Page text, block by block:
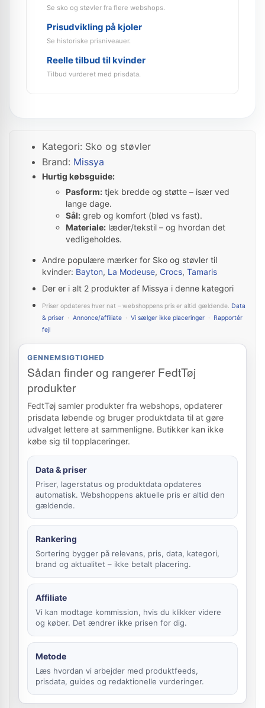
Se sko og støvler fra flere webshops.
Prisudvikling på kjoler
Se historiske prisniveauer.
Reelle tilbud til kvinder
Tilbud vurderet med prisdata.
Kategori: Sko og støvler
Brand: Missya
Hurtig købsguide:
Pasform: tjek bredde og støtte – især ved
lange dage.
Sål: greb og komfort (blød vs fast).
Materiale: læder/tekstil – og hvordan det
vedligeholdes.
Andre populære mærker for Sko og støvler til
kvinder: Bayton, La Modeuse, Crocs, Tamaris
Der er i alt 2 produkter af Missya i denne kategori
Priser opdateres hver nat – webshoppens pris er altid gældende. Data
& priser · Annonce/affiliate · Vi sælger ikke placeringer · Rapportér
fejl
GENNEMSIGTIGHED
Sådan finder og rangerer FedtTøj
produkter
FedtTøj samler produkter fra webshops, opdaterer
prisdata løbende og bruger produktdata til at gøre
udvalget lettere at sammenligne. Butikker kan ikke
købe sig til topplaceringer.
Data & priser
Priser, lagerstatus og produktdata opdateres
automatisk. Webshoppens aktuelle pris er altid den
gældende.
Rankering
Sortering bygger på relevans, pris, data, kategori,
brand og aktualitet – ikke betalt placering.
Affiliate
Vi kan modtage kommission, hvis du klikker videre
og køber. Det ændrer ikke prisen for dig.
Metode
Læs hvordan vi arbejder med produktfeeds,
prisdata, guides og redaktionelle vurderinger.